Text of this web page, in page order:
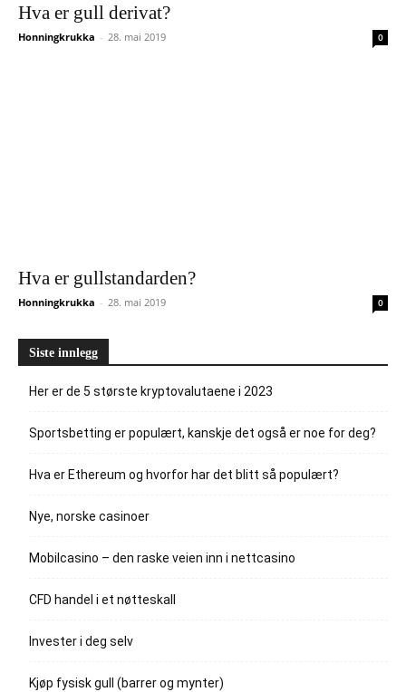
Hva er gull derivat?
Honningkrukka - 28. mai 2019 0
Hva er gullstandarden?
Honningkrukka - 28. mai 2019 0
Siste innlegg
Her er de 5 største kryptovalutaene i 2023
Sportsbetting er populært, kanskje det også er noe for deg?
Hva er Ethereum og hvorfor har det blitt så populært?
Nye, norske casinoer
Mobilcasino – den raske veien inn i nettcasino
CFD handel i et nøtteskall
Invester i deg selv
Kjøp fysisk gull (barrer og mynter)